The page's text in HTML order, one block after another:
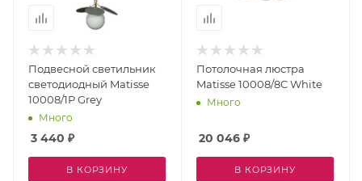
Подвесной светильник
светодиодный Matisse
10008/1P Grey
Много
3 440 ₽
В КОРЗИНУ
Потолочная люстра
Matisse 10008/8C White
Много
20 046 ₽
В КОРЗИНУ